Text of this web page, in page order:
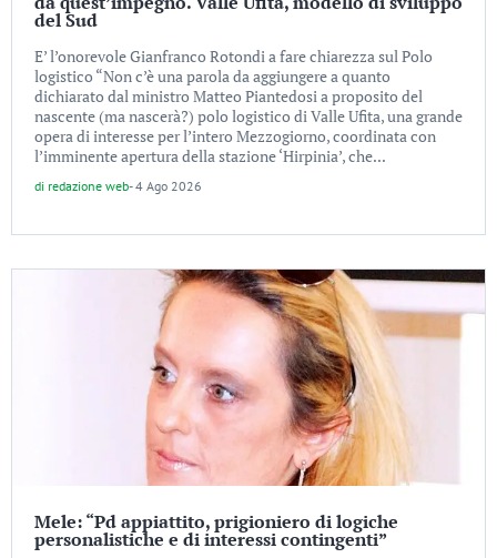
del Sud
E’ l’onorevole Gianfranco Rotondi a fare chiarezza sul Polo
logistico “Non c’è una parola da aggiungere a quanto
dichiarato dal ministro Matteo Piantedosi a proposito del
nascente (ma nascerà?) polo logistico di Valle Ufita, una grande
opera di interesse per l’intero Mezzogiorno, coordinata con
l’imminente apertura della stazione ‘Hirpinia’, che...
di redazione web-4 Ago 2026
Mele: “Pd appiattito, prigioniero di logiche
personalistiche e di interessi contingenti”